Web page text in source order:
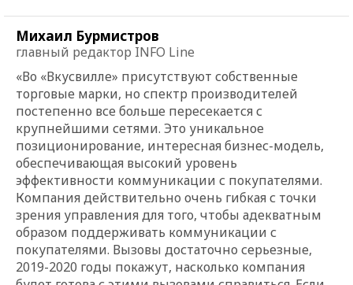
Михаил Бурмистров
главный редактор INFO Line
«Во «Вкусвилле» присутствуют собственные
торговые марки, но спектр производителей
постепенно все больше пересекается с
крупнейшими сетями. Это уникальное
позиционирование, интересная бизнес-модель,
обеспечивающая высокий уровень
эффективности коммуникации с покупателями.
Компания действительно очень гибкая с точки
зрения управления для того, чтобы адекватным
образом поддерживать коммуникации с
покупателями. Вызовы достаточно серьезные,
2019-2020 годы покажут, насколько компания